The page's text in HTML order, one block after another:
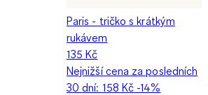
Paris - tričko s krátkým
rukávem
135 Kč
Nejnižší cena za posledních
30 dní: 158 Kč -14%